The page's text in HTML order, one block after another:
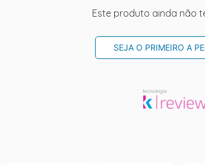
Este produto ainda não
SEJA O PRIMEIRO A